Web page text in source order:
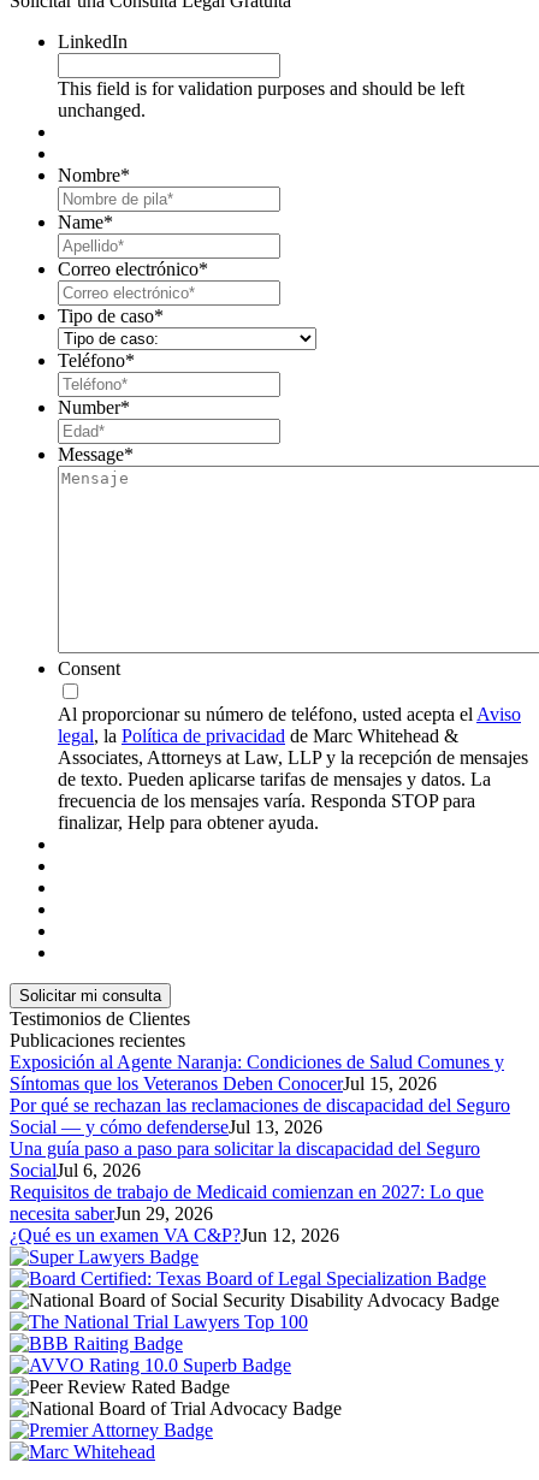
LinkedIn
This field is for validation purposes and should be left
unchanged.
Nombre*
Name*
Correo electrónico*
Tipo de caso*
Teléfono*
Number*
Message*
Consent
Al proporcionar su número de teléfono, usted acepta el Aviso
legal, la Política de privacidad de Marc Whitehead &
Associates, Attorneys at Law, LLP y la recepción de mensajes
de texto. Pueden aplicarse tarifas de mensajes y datos. La
frecuencia de los mensajes varía. Responda STOP para
finalizar, Help para obtener ayuda.
Testimonios de Clientes
Publicaciones recientes
Exposición al Agente Naranja: Condiciones de Salud Comunes y
Síntomas que los Veteranos Deben ConocerJul 15, 2026
Por qué se rechazan las reclamaciones de discapacidad del Seguro
Social — y cómo defenderseJul 13, 2026
Una guía paso a paso para solicitar la discapacidad del Seguro
SocialJul 6, 2026
Requisitos de trabajo de Medicaid comienzan en 2027: Lo que
necesita saberJun 29, 2026
¿Qué es un examen VA C&P?Jun 12, 2026